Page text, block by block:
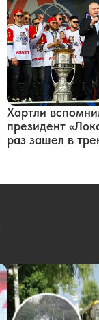
Хартли
президент
раз зашел в